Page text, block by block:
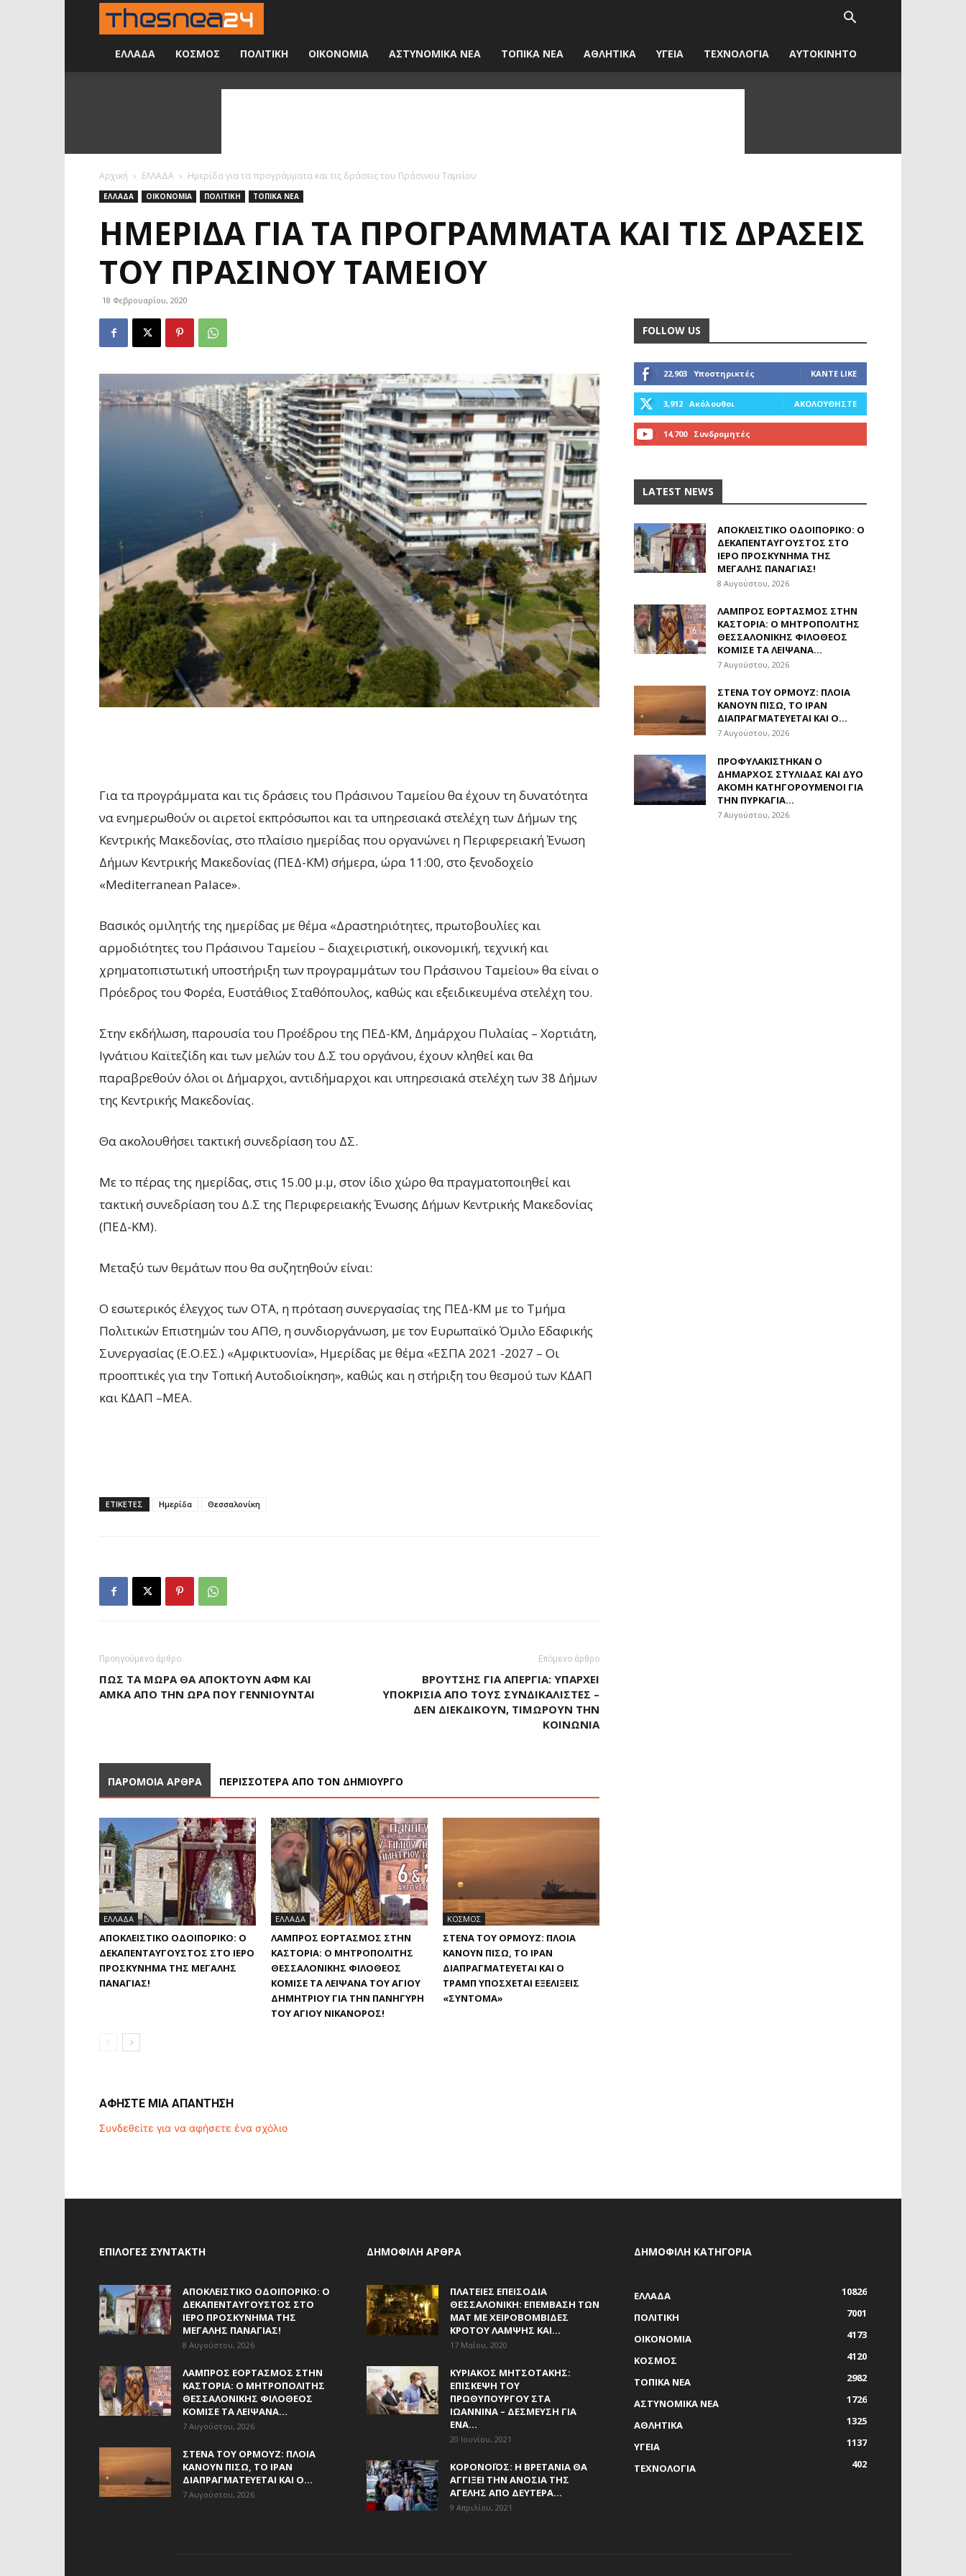
24
ώρες
ΕΛΛΑΔΑ ΚΟΣΜΟΣ ΠΟΛΙΤΙΚΗ ΟΙΚΟΝΟΜΙΑ ΑΣΤΥΝΟΜΙΚΑ ΝΕΑ ΤΟΠΙΚΑ ΝΕΑ ΑΘΛΗΤΙΚΑ ΥΓΕΙΑ ΤΕΧΝΟΛΟΓΙΑ ΑΥΤΟΚΙΝΗΤΟ
Αρχική ΕΛΛΑΔΑ Ημερίδα για τα προγράμματα και τις δράσεις του Πράσινου Ταμείου
ΕΛΛΑΔΑ ΟΙΚΟΝΟΜΙΑ ΠΟΛΙΤΙΚΗ ΤΟΠΙΚΑ ΝΕΑ
ΗΜΕΡΊΔΑ ΓΙΑ ΤΑ ΠΡΟΓΡΆΜΜΑΤΑ ΚΑΙ ΤΙΣ ΔΡΆΣΕΙΣ
ΤΟΥ ΠΡΆΣΙΝΟΥ ΤΑΜΕΊΟΥ
18 Φεβρουαρίου, 2020
Για τα προγράμματα και τις δράσεις του Πράσινου Ταμείου θα έχουν τη δυνατότητα
να ενημερωθούν οι αιρετοί εκπρόσωποι και τα υπηρεσιακά στελέχη των Δήμων της
Κεντρικής Μακεδονίας, στο πλαίσιο ημερίδας που οργανώνει η Περιφερειακή Ένωση
Δήμων Κεντρικής Μακεδονίας (ΠΕΔ-ΚΜ) σήμερα, ώρα 11:00, στο ξενοδοχείο
«Mediterranean Palace».
Βασικός ομιλητής της ημερίδας με θέμα «Δραστηριότητες, πρωτοβουλίες και
αρμοδιότητες του Πράσινου Ταμείου – διαχειριστική, οικονομική, τεχνική και
χρηματοπιστωτική υποστήριξη των προγραμμάτων του Πράσινου Ταμείου» θα είναι ο
Πρόεδρος του Φορέα, Ευστάθιος Σταθόπουλος, καθώς και εξειδικευμένα στελέχη του.
Στην εκδήλωση, παρουσία του Προέδρου της ΠΕΔ-ΚΜ, Δημάρχου Πυλαίας – Χορτιάτη,
Ιγνάτιου Καϊτεζίδη και των μελών του Δ.Σ του οργάνου, έχουν κληθεί και θα
παραβρεθούν όλοι οι Δήμαρχοι, αντιδήμαρχοι και υπηρεσιακά στελέχη των 38 Δήμων
της Κεντρικής Μακεδονίας.
Θα ακολουθήσει τακτική συνεδρίαση του ΔΣ.
Με το πέρας της ημερίδας, στις 15.00 μ.μ, στον ίδιο χώρο θα πραγματοποιηθεί και
τακτική συνεδρίαση του Δ.Σ της Περιφερειακής Ένωσης Δήμων Κεντρικής Μακεδονίας
(ΠΕΔ-ΚΜ).
Μεταξύ των θεμάτων που θα συζητηθούν είναι:
Ο εσωτερικός έλεγχος των ΟΤΑ, η πρόταση συνεργασίας της ΠΕΔ-ΚΜ με το Τμήμα
Πολιτικών Επιστημών του ΑΠΘ, η συνδιοργάνωση, με τον Ευρωπαϊκό Όμιλο Εδαφικής
Συνεργασίας (Ε.Ο.ΕΣ.) «Αμφικτυονία», Ημερίδας με θέμα «ΕΣΠΑ 2021 -2027 – Οι
προοπτικές για την Τοπική Αυτοδιοίκηση», καθώς και η στήριξη του θεσμού των ΚΔΑΠ
και ΚΔΑΠ –ΜΕΑ.
ΕΤΙΚΕΤΕΣ Ημερίδα Θεσσαλονίκη
Προηγούμενο άρθρο
ΠΏΣ ΤΑ ΜΩΡΆ ΘΑ ΑΠΟΚΤΟΎΝ ΑΦΜ ΚΑΙ
ΑΜΚΑ ΑΠΌ ΤΗΝ ΏΡΑ ΠΟΥ ΓΕΝΝΙΟΎΝΤΑΙ
Επόμενο άρθρο
ΒΡΟΎΤΣΗΣ ΓΙΑ ΑΠΕΡΓΊΑ: ΥΠΆΡΧΕΙ
ΥΠΟΚΡΙΣΊΑ ΑΠΌ ΤΟΥΣ ΣΥΝΔΙΚΑΛΙΣΤΈΣ –
ΔΕΝ ΔΙΕΚΔΙΚΟΎΝ, ΤΙΜΩΡΟΎΝ ΤΗΝ
ΚΟΙΝΩΝΊΑ
ΠΑΡΟΜΟΙΑ ΑΡΘΡΑ ΠΕΡΙΣΣΟΤΕΡΑ ΑΠΟ ΤΟΝ ΔΗΜΙΟΥΡΓΟ
ΕΛΛΑΔΑ
ΑΠΟΚΛΕΙΣΤΙΚΟ ΟΔΟΙΠΟΡΙΚΟ: Ο
ΔΕΚΑΠΕΝΤΑΎΓΟΥΣΤΟΣ ΣΤΟ ΙΕΡΌ
ΠΡΟΣΚΎΝΗΜΑ ΤΗΣ ΜΕΓΆΛΗΣ
ΠΑΝΑΓΊΑΣ!
ΕΛΛΑΔΑ
ΛΑΜΠΡΌΣ ΕΟΡΤΑΣΜΌΣ ΣΤΗΝ
ΚΑΣΤΟΡΙΆ: Ο ΜΗΤΡΟΠΟΛΊΤΗΣ
ΘΕΣΣΑΛΟΝΊΚΗΣ ΦΙΛΌΘΕΟΣ
ΚΌΜΙΣΕ ΤΑ ΛΕΊΨΑΝΑ ΤΟΥ ΑΓΊΟΥ
ΔΗΜΗΤΡΊΟΥ ΓΙΑ ΤΗΝ ΠΑΝΉΓΥΡΗ
ΤΟΥ ΑΓΊΟΥ ΝΙΚΆΝΟΡΟΣ!
ΚΟΣΜΟΣ
ΣΤΕΝΆ ΤΟΥ ΟΡΜΟΎΖ: ΠΛΟΊΑ
ΚΆΝΟΥΝ ΠΊΣΩ, ΤΟ ΙΡΆΝ
ΔΙΑΠΡΑΓΜΑΤΕΎΕΤΑΙ ΚΑΙ Ο
ΤΡΑΜΠ ΥΠΌΣΧΕΤΑΙ ΕΞΕΛΊΞΕΙΣ
«ΣΎΝΤΟΜΑ»
ΑΦΗΣΤΕ ΜΙΑ ΑΠΑΝΤΗΣΗ
Συνδεθείτε για να αφήσετε ένα σχόλιο
FOLLOW US
22,903 Υποστηρικτές ΚΆΝΤΕ LIKE
3,912 Ακόλουθοι ΑΚΟΛΟΥΘΉΣΤΕ
14,700 Συνδρομητές
LATEST NEWS
ΑΠΟΚΛΕΙΣΤΙΚΟ ΟΔΟΙΠΟΡΙΚΟ: Ο
ΔΕΚΑΠΕΝΤΑΎΓΟΥΣΤΟΣ ΣΤΟ
ΙΕΡΌ ΠΡΟΣΚΎΝΗΜΑ ΤΗΣ
ΜΕΓΆΛΗΣ ΠΑΝΑΓΊΑΣ!
8 Αυγούστου, 2026
ΛΑΜΠΡΌΣ ΕΟΡΤΑΣΜΌΣ ΣΤΗΝ
ΚΑΣΤΟΡΙΆ: Ο ΜΗΤΡΟΠΟΛΊΤΗΣ
ΘΕΣΣΑΛΟΝΊΚΗΣ ΦΙΛΌΘΕΟΣ
ΚΌΜΙΣΕ ΤΑ ΛΕΊΨΑΝΑ...
7 Αυγούστου, 2026
ΣΤΕΝΆ ΤΟΥ ΟΡΜΟΎΖ: ΠΛΟΊΑ
ΚΆΝΟΥΝ ΠΊΣΩ, ΤΟ ΙΡΆΝ
ΔΙΑΠΡΑΓΜΑΤΕΎΕΤΑΙ ΚΑΙ Ο...
7 Αυγούστου, 2026
ΠΡΟΦΥΛΑΚΊΣΤΗΚΑΝ Ο
ΔΉΜΑΡΧΟΣ ΣΤΥΛΊΔΑΣ ΚΑΙ ΔΎΟ
ΑΚΌΜΗ ΚΑΤΗΓΟΡΟΎΜΕΝΟΙ ΓΙΑ
ΤΗΝ ΠΥΡΚΑΓΙΆ...
7 Αυγούστου, 2026
ΕΠΙΛΟΓΈΣ ΣΥΝΤΆΚΤΗ
ΑΠΟΚΛΕΙΣΤΙΚΟ ΟΔΟΙΠΟΡΙΚΟ: Ο
ΔΕΚΑΠΕΝΤΑΎΓΟΥΣΤΟΣ ΣΤΟ
ΙΕΡΌ ΠΡΟΣΚΎΝΗΜΑ ΤΗΣ
ΜΕΓΆΛΗΣ ΠΑΝΑΓΊΑΣ!
8 Αυγούστου, 2026
ΛΑΜΠΡΌΣ ΕΟΡΤΑΣΜΌΣ ΣΤΗΝ
ΚΑΣΤΟΡΙΆ: Ο ΜΗΤΡΟΠΟΛΊΤΗΣ
ΘΕΣΣΑΛΟΝΊΚΗΣ ΦΙΛΌΘΕΟΣ
ΚΌΜΙΣΕ ΤΑ ΛΕΊΨΑΝΑ...
7 Αυγούστου, 2026
ΣΤΕΝΆ ΤΟΥ ΟΡΜΟΎΖ: ΠΛΟΊΑ
ΚΆΝΟΥΝ ΠΊΣΩ, ΤΟ ΙΡΆΝ
ΔΙΑΠΡΑΓΜΑΤΕΎΕΤΑΙ ΚΑΙ Ο...
7 Αυγούστου, 2026
ΔΗΜΟΦΙΛΗ ΑΡΘΡΑ
ΠΛΑΤΕΊΕΣ ΕΠΕΙΣΌΔΙΑ
ΘΕΣΣΑΛΟΝΊΚΗ: ΕΠΈΜΒΑΣΗ ΤΩΝ
ΜΑΤ ΜΕ ΧΕΙΡΟΒΟΜΒΊΔΕΣ
ΚΡΌΤΟΥ ΛΆΜΨΗΣ ΚΑΙ...
17 Μαΐου, 2020
ΚΥΡΙΆΚΟΣ ΜΗΤΣΟΤΆΚΗΣ:
ΕΠΊΣΚΕΨΗ ΤΟΥ
ΠΡΩΘΥΠΟΥΡΓΟΎ ΣΤΑ
ΙΩΆΝΝΙΝΑ – ΔΈΣΜΕΥΣΗ ΓΙΑ
ΈΝΑ...
20 Ιουνίου, 2021
ΚΟΡΟΝΟΪΌΣ: Η ΒΡΕΤΑΝΊΑ ΘΑ
ΑΓΓΊΞΕΙ ΤΗΝ ΑΝΟΣΊΑ ΤΗΣ
ΑΓΈΛΗΣ ΑΠΌ ΔΕΥΤΈΡΑ...
9 Απριλίου, 2021
ΔΗΜΟΦΙΛΗ ΚΑΤΗΓΟΡΙΑ
ΕΛΛΑΔΑ
10826
ΠΟΛΙΤΙΚΗ
7001
ΟΙΚΟΝΟΜΙΑ
4173
ΚΟΣΜΟΣ
4120
ΤΟΠΙΚΑ ΝΕΑ
2982
ΑΣΤΥΝΟΜΙΚΑ ΝΕΑ
1726
ΑΘΛΗΤΙΚΑ
1325
ΥΓΕΙΑ
1137
ΤΕΧΝΟΛΟΓΙΑ
402